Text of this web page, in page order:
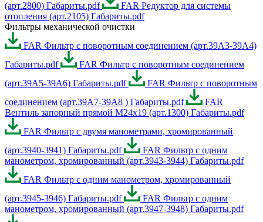
(арт.2800) Габариты.pdf
FAR Редуктор для системы
отопления (арт.2105) Габариты.pdf
Фильтры механической очистки
FAR Фильтр с поворотным соединением (арт.39A3-39A4)
Габариты.pdf
FAR Фильтр с поворотным соединением
(арт.39A5-39A6) Габариты.pdf
FAR Фильтр с поворотным
соединением (арт.39A7-39A8 ) Габариты.pdf
FAR
Вентиль запорный прямой М24х19 (арт.1300) Габариты.pdf
FAR Фильтр с двумя манометрами, хромированный
(арт.3940-3941) Габариты.pdf
FAR Фильтр с одним
манометром, хромированный (арт.3943-3944) Габариты.pdf
FAR Фильтр с одним манометром, хромированный
(арт.3945-3946) Габариты.pdf
FAR Фильтр с одним
манометром, хромированный (арт.3947-3948) Габариты.pdf